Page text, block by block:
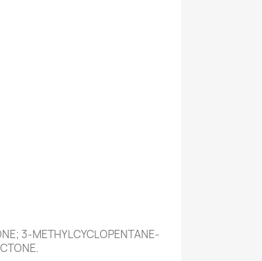
3-METHYLCYCLOPENTANE-